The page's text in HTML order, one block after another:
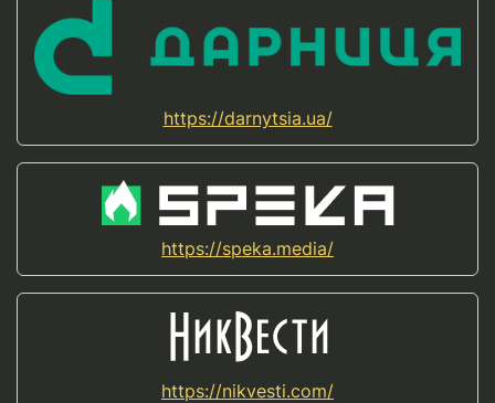
https://darnytsia.ua/
https://speka.media/
https://nikvesti.com/